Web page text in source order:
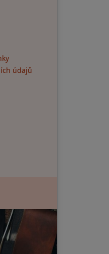
údajů